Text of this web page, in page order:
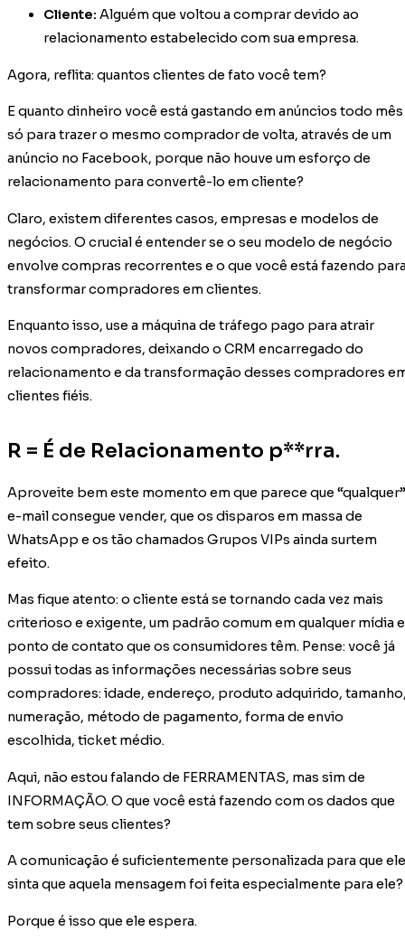
Cliente: Alguém que voltou a comprar devido ao
relacionamento estabelecido com sua empresa.
Agora, reflita: quantos clientes de fato você tem?
E quanto dinheiro você está gastando em anúncios todo mês
só para trazer o mesmo comprador de volta, através de um
anúncio no Facebook, porque não houve um esforço de
relacionamento para convertê-lo em cliente?
Claro, existem diferentes casos, empresas e modelos de
negócios. O crucial é entender se o seu modelo de negócio
envolve compras recorrentes e o que você está fazendo
transformar compradores em clientes.
Enquanto isso, use a máquina de tráfego pago para atrair
novos compradores, deixando o CRM encarregado do
relacionamento e da transformação desses compradores
clientes fiéis.
R = É de Relacionamento p**rra.
Aproveite bem este momento em que parece que “qualquer”
e-mail consegue vender, que os disparos em massa de
WhatsApp e os tão chamados Grupos VIPs ainda surtem
efeito.
Mas fique atento: o cliente está se tornando cada vez mais
criterioso e exigente, um padrão comum em qualquer mídia e
ponto de contato que os consumidores têm. Pense: você já
possui todas as informações necessárias sobre seus
compradores: idade, endereço, produto adquirido,
numeração, método de pagamento, forma de envio
escolhida, ticket médio.
Aqui, não estou falando de FERRAMENTAS, mas sim de
INFORMAÇÃO. O que você está fazendo com os dados que
tem sobre seus clientes?
A comunicação é suficientemente personalizada para que ele
sinta que aquela mensagem foi feita especialmente para ele?
Porque é isso que ele espera.